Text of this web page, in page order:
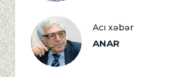
Acı xəbər
ANAR